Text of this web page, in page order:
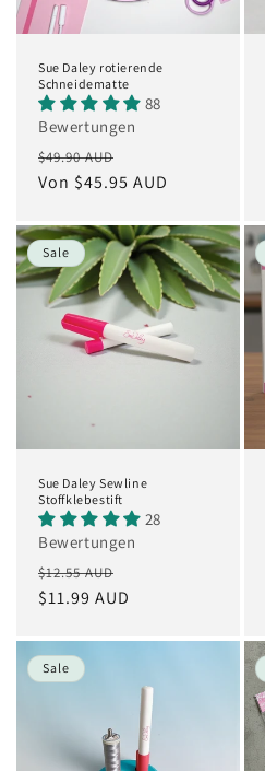
Sue Daley rotierende
Schneidematte
88
Bewertungen
Normaler
Preis
$49.90 AUD
Von $45.95 AUD
Sale
Sue Daley Sewline
Stoffklebestift
28
Bewertungen
Normaler
Preis
$12.55 AUD
$11.99 AUD
Sale